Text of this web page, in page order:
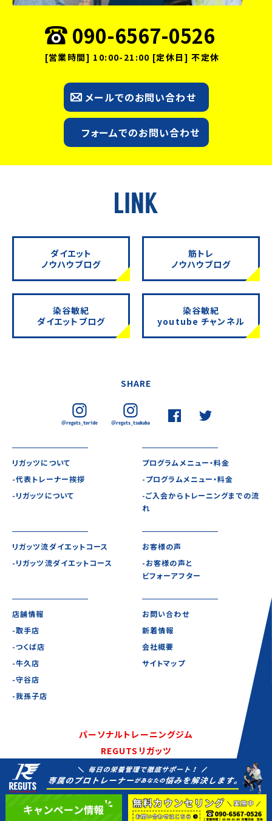
090-6567-0526
[営業時間] 10:00-21:00 [定休日] 不定休
メールでのお問い合わせ
フォームでのお問い合わせ
ダイエット
ノウハウブログ
筋トレ
ノウハウブログ
染谷敏紀
ダイエットブログ
染谷敏紀
youtube チャンネル
SHARE
リガッツについて
-代表トレーナー挨拶
-リガッツについて
プログラムメニュー・料金
-プログラムメニュー・料金
-ご入会からトレーニングまでの流
れ
リガッツ流ダイエットコース
-リガッツ流ダイエットコース
お客様の声
-お客様の声と
ビフォーアフター
店舗情報
-取手店
-つくば店
-牛久店
-守谷店
-我孫子店
お問い合わせ
新着情報
会社概要
サイトマップ
パーソナルトレーニングジム
REGUTSリガッツ
©2020-2021 REGUTS